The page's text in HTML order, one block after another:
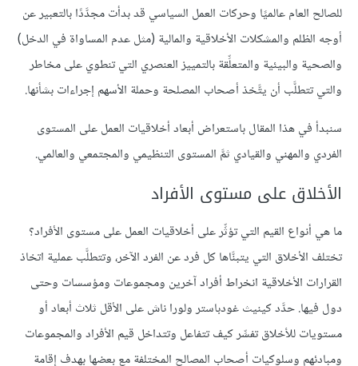
للصالح العام عالميًا وحركات العمل السياسي قد بدأت مجدَّدًا بالتعبير عن
أوجه الظلم والمشكلات الأخلاقية والمالية (مثل عدم المساواة في الدخل)
والصحية والبيئية والمتعلِّقة بالتمييز العنصري التي تنطوي على مخاطر
والتي تتطلَّب أن يتَّخذ أصحاب المصلحة وحملة الأسهم إجراءات بشأنها.
سنبدأ في هذا المقال باستعراض أبعاد أخلاقيات العمل على المستوى
الفردي والمهني والقيادي ثمَّ المستوى التنظيمي والمجتمعي والعالمي.
الأخلاق على مستوى الأفراد
ما هي أنواع القيم التي تؤثِّر على أخلاقيات العمل على مستوى الأفراد؟
تختلف الأخلاق التي يتبنَّاها كل فرد عن الفرد الآخر، وتتطلَّب عملية اتخاذ
القرارات الأخلاقية انخراط أفراد آخرين ومجموعات ومؤسسات وحتى
دول فيها. حدَّد كينيث غودباستر ولورا ناش على الأقل ثلاث أبعاد أو
مستويات للأخلاق تفسِّر كيف تتفاعل وتتداخل قيم الأفراد والمجموعات
ومبادئهم وسلوكيات أصحاب المصالح المختلفة مع بعضها بهدف إقامة